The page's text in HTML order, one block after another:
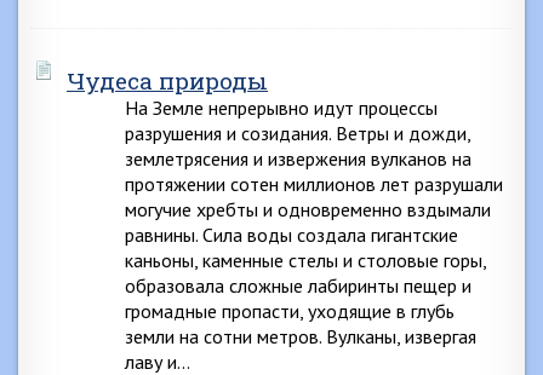
Чудеса природы
На Земле непрерывно идут процессы
разрушения и созидания. Ветры и дожди,
землетрясения и извержения вулканов на
протяжении сотен миллионов лет разрушали
могучие хребты и одновременно вздымали
равнины. Сила воды создала гигантские
каньоны, каменные стелы и столовые горы,
образовала сложные лабиринты пещер и
громадные пропасти, уходящие в глубь
земли на сотни метров. Вулканы, извергая
лаву и…